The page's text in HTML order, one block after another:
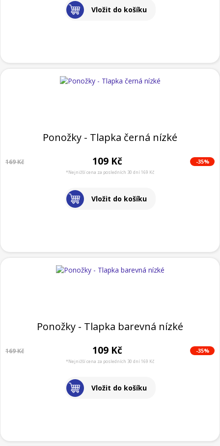
Vložit do košíku
Ponožky - Tlapka černá nízké
169 Kč 109 Kč -35%
*Nejnižší cena za posledních 30 dní 169 Kč
Vložit do košíku
Ponožky - Tlapka barevná nízké
169 Kč 109 Kč -35%
*Nejnižší cena za posledních 30 dní 169 Kč
Vložit do košíku